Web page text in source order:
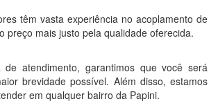
têm vasta experiência no acoplamento de
preço mais justo pela qualidade oferecida.
de atendimento, garantimos que você será
brevidade possível. Além disso, estamos
em qualquer bairro da Papini.